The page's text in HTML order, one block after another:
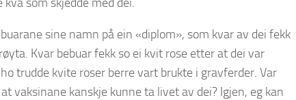
sine namn på ein «diplom», som kvar av dei fekk
Kvar bebuar fekk so ei kvit rose etter at dei var
trudde kvite roser berre vart brukte i gravferder. Var
vaksinane kanskje kunne ta livet av dei? Igjen, eg kan